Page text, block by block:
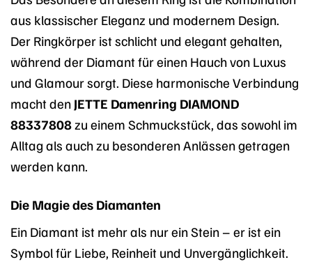
aus klassischer Eleganz und modernem Design.
Der Ringkörper ist schlicht und elegant gehalten,
während der Diamant für einen Hauch von Luxus
und Glamour sorgt. Diese harmonische Verbindung
macht den JETTE Damenring DIAMOND
88337808zu einem Schmuckstück, das sowohl im
Alltag als auch zu besonderen Anlässen getragen
werden kann.
Die Magie des Diamanten
Ein Diamant ist mehr als nur ein Stein – er ist ein
Symbol für Liebe, Reinheit und Unvergänglichkeit.